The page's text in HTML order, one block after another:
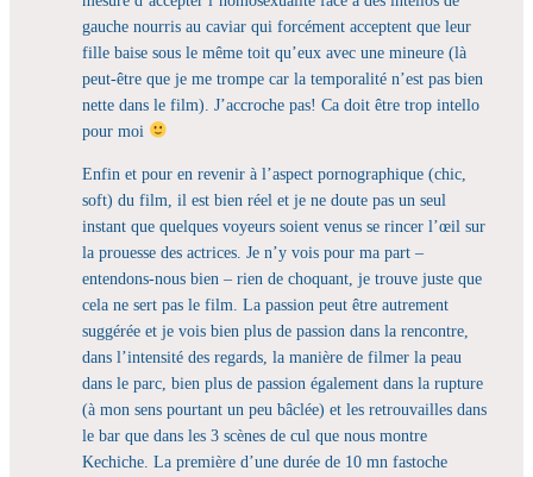
gauche nourris au caviar qui forcément acceptent que leur
fille baise sous le même toit qu’eux avec une mineure (là
peut-être que je me trompe car la temporalité n’est pas bien
nette dans le film). J’accroche pas! Ca doit être trop intello
pour moi
Enfin et pour en revenir à l’aspect pornographique (chic,
soft) du film, il est bien réel et je ne doute pas un seul
instant que quelques voyeurs soient venus se rincer l’œil sur
la prouesse des actrices. Je n’y vois pour ma part –
entendons-nous bien – rien de choquant, je trouve juste que
cela ne sert pas le film. La passion peut être autrement
suggérée et je vois bien plus de passion dans la rencontre,
dans l’intensité des regards, la manière de filmer la peau
dans le parc, bien plus de passion également dans la rupture
(à mon sens pourtant un peu bâclée) et les retrouvailles dans
le bar que dans les 3 scènes de cul que nous montre
Kechiche. La première d’une durée de 10 mn fastoche